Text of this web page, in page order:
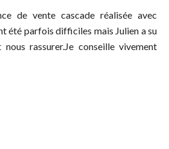
de vente cascade réalisée avec
été parfois difficiles mais Julien a su
rassurer.Je conseille vivement